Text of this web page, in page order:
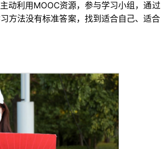
动利用MOOC资源，参与学习小组，通过
方法没有标准答案，找到适合自己、适合